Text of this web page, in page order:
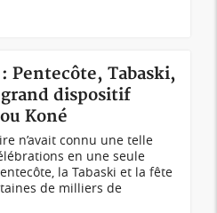
Pentecôte, Tabaski,
dispositif
Koné
n’avait connu une telle
en une seule
la Tabaski et la fête
de milliers de